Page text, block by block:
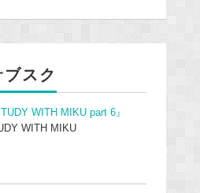
スク
WITH MIKU part 6』
WITH MIKU